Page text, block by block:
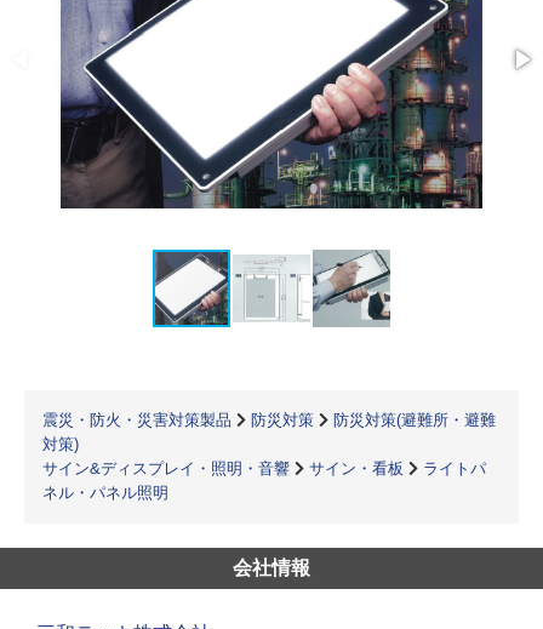
震災・防火・災害対策製品 防災対策
防災対策(避難所・避難
対策)
サイン&ディスプレイ・照明・音響
サイン・看板
ライトパ
ネル・パネル照明
会社情報